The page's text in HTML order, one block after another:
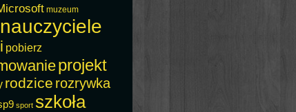
muzeum
nauczyciele
pobierz
projekt
rodzice rozrywka
sport szkoła